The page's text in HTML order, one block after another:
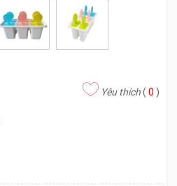
Yêu thích( 0 )